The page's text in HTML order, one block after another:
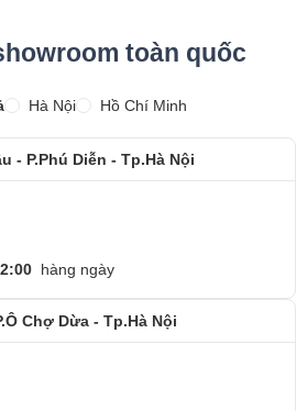
toàn quốc
Hà Nội Hồ Chí Minh
- P.Phú Diễn - Tp.Hà Nội
hàng ngày
Chợ Dừa - Tp.Hà Nội